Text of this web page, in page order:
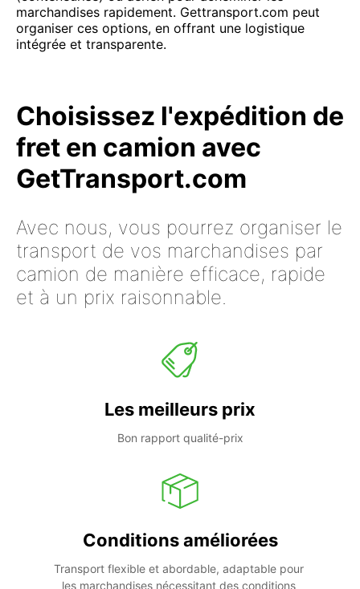
marchandises rapidement. Gettransport.com peut
organiser ces options, en offrant une logistique
intégrée et transparente.
Choisissez l'expédition de
fret en camion avec
GetTransport.com
Avec nous, vous pourrez organiser le
transport de vos marchandises par
camion de manière efficace, rapide
et à un prix raisonnable.
Les meilleurs prix
Bon rapport qualité-prix
Conditions améliorées
Transport flexible et abordable, adaptable pour
les marchandises nécessitant des conditions